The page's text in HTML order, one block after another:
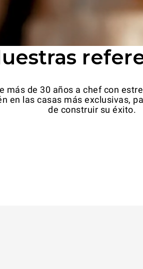
más de 30 años a chef con
en las casas más exclusivas,
de construir su éxito.